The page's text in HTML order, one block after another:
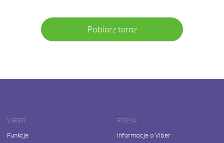
Pobierz teraz
VIBER
Funkcje
FIRMA
Informacje o Viber